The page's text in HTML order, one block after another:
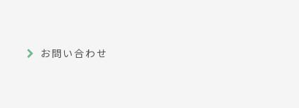
お問い合わせ